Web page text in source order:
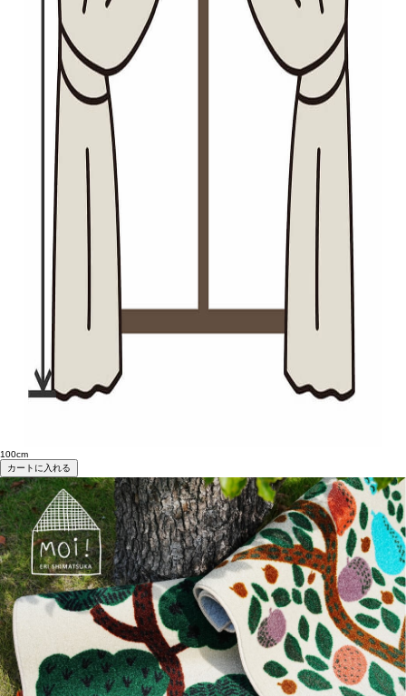
100cm
カートに入れる